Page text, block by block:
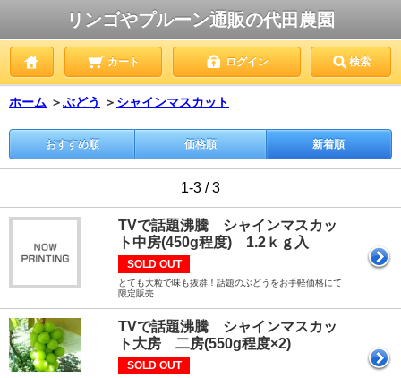
リンゴやプルーン通販の代田農園
カート ログイン 検索
ホーム ＞ぶどう ＞ シャインマスカット
おすすめ順 価格順 新着順
1-3 / 3
TVで話題沸騰 シャインマスカッ
ト中房(450g程度) 1.2ｋｇ入
SOLD OUT
とても大粒で味も抜群！話題のぶどうをお手軽価格にて
限定販売
TVで話題沸騰 シャインマスカッ
ト大房 二房(550g程度×2)
SOLD OUT